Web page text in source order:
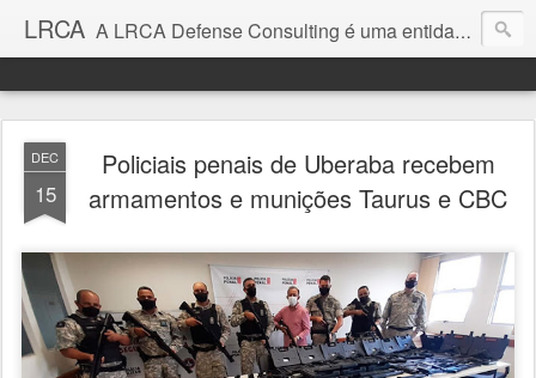
LRCA A LRCA Defense Consulting é uma entidade sem fins lucrativos que se dedica a produzir e divulgar notícias e análises sobre as Empresas de Defesa. Não somos jornalistas e nem este é um blog jornalístico.
DEC
15
Policiais penais de Uberaba recebem
armamentos e munições Taurus e CBC